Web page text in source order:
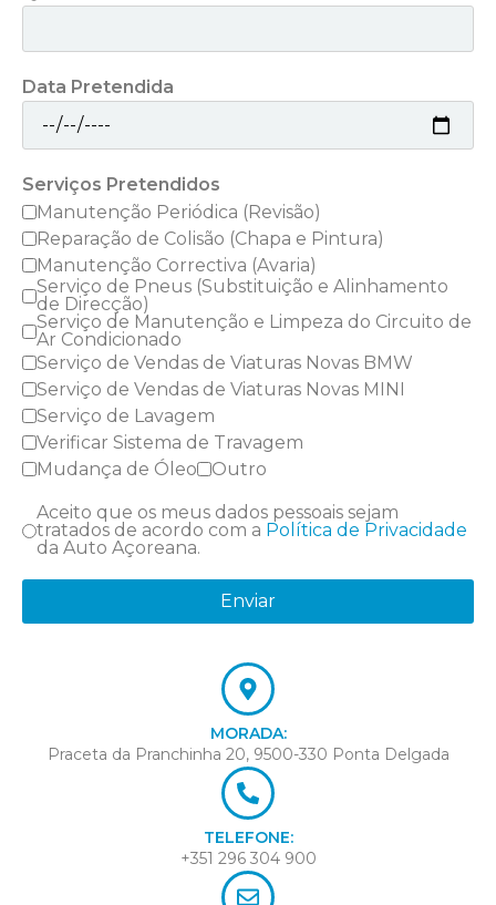
Data Pretendida
Serviços Pretendidos
Manutenção Periódica (Revisão)
Reparação de Colisão (Chapa e Pintura)
Manutenção Correctiva (Avaria)
Serviço de Pneus (Substituição e Alinhamento
de Direcção)
Serviço de Manutenção e Limpeza do Circuito de
Ar Condicionado
Serviço de Vendas de Viaturas Novas BMW
Serviço de Vendas de Viaturas Novas MINI
Serviço de Lavagem
Verificar Sistema de Travagem
Mudança de Óleo
Outro
Aceito que os meus dados pessoais sejam
tratados de acordo com a Política de Privacidade
da Auto Açoreana.
Enviar
MORADA:
Praceta da Pranchinha 20, 9500-330 Ponta Delgada
TELEFONE:
+351 296 304 900